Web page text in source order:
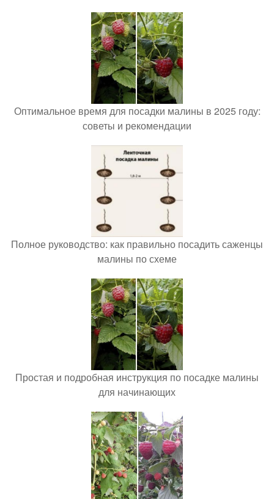
Оптимальное время для посадки малины в 2025 году:
советы и рекомендации
Полное руководство: как правильно посадить саженцы
малины по схеме
Простая и подробная инструкция по посадке малины
для начинающих